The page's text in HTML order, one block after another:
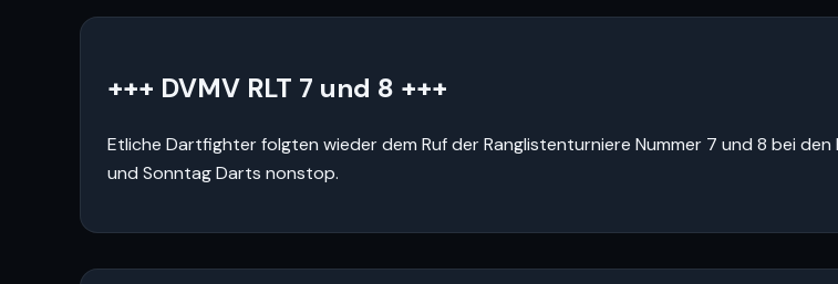
+++ DVMV RLT 7 und 8 +++
Etliche Dartfighter folgten wieder dem Ruf der Ranglistenturniere Nummer 7 und 8 bei
und Sonntag Darts nonstop.